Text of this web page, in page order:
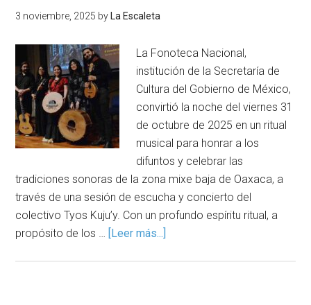
3 noviembre, 2025 by La Escaleta
La Fonoteca Nacional,
institución de la Secretaría de
Cultura del Gobierno de México,
convirtió la noche del viernes 31
de octubre de 2025 en un ritual
musical para honrar a los
difuntos y celebrar las
tradiciones sonoras de la zona mixe baja de Oaxaca, a
través de una sesión de escucha y concierto del
colectivo Tyos Kuju’y. Con un profundo espíritu ritual, a
propósito de los … [Leer más...]